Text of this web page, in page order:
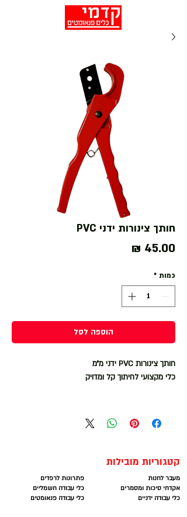
חותך צינורות ידני PVC
כמות *
הוספה לסל
חותך צינורות PVC ידני מ״מ
כלי מקצועי לחיתוך קל ומדויק
קטגוריות מובילות
פתרונות לרפדים
כלי עבודה חשמליים
כלי עבודה פנאומטים
מעבר לחנות
אקדחי סיכות ומסמרים
כלי עבודה ידניים